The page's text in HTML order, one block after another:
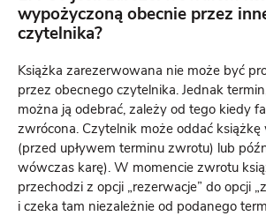
wypożyczoną obecnie przez
czytelnika?
Książka zarezerwowana nie może być
przez obecnego czytelnika. Jednak
można ją odebrać, zależy od tego kiedy
zwrócona. Czytelnik może oddać książkę
(przed upływem terminu zwrotu) lub
wówczas karę). W momencie zwrotu
przechodzi z opcji „rezerwacje” do opcji
i czeka tam niezależnie od podanego